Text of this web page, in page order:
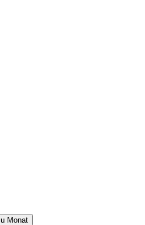
Monat